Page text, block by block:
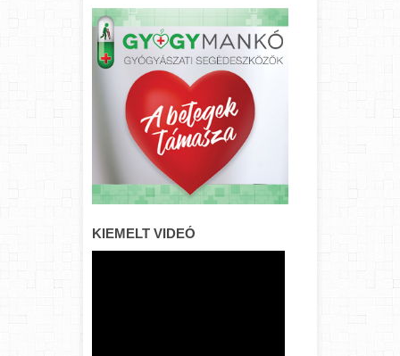
KIEMELT VIDEÓ